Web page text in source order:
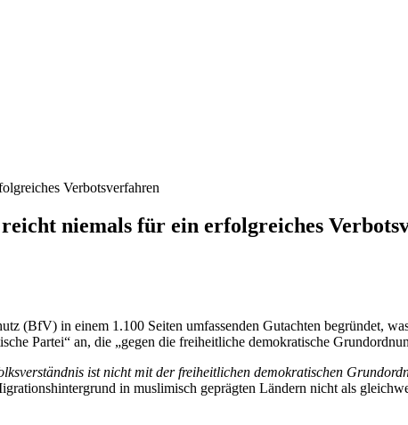
niemals für ein erfolgreiches
(BfV) in einem 1.100 Seiten umfassenden Gutachten begründet,
Partei“ an, die „gegen die freiheitliche demokratische
ist nicht mit der freiheitlichen demokratischen
in muslimisch geprägten Ländern nicht als